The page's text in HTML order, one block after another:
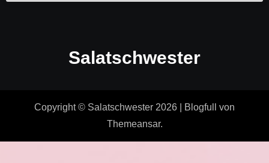
Salatschwester
Copyright © Salatschwester 2026 Blogfull
von
Themeansar.